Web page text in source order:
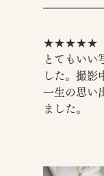
★★★★★
とてもいい
した。撮影
一生の思い
ました。